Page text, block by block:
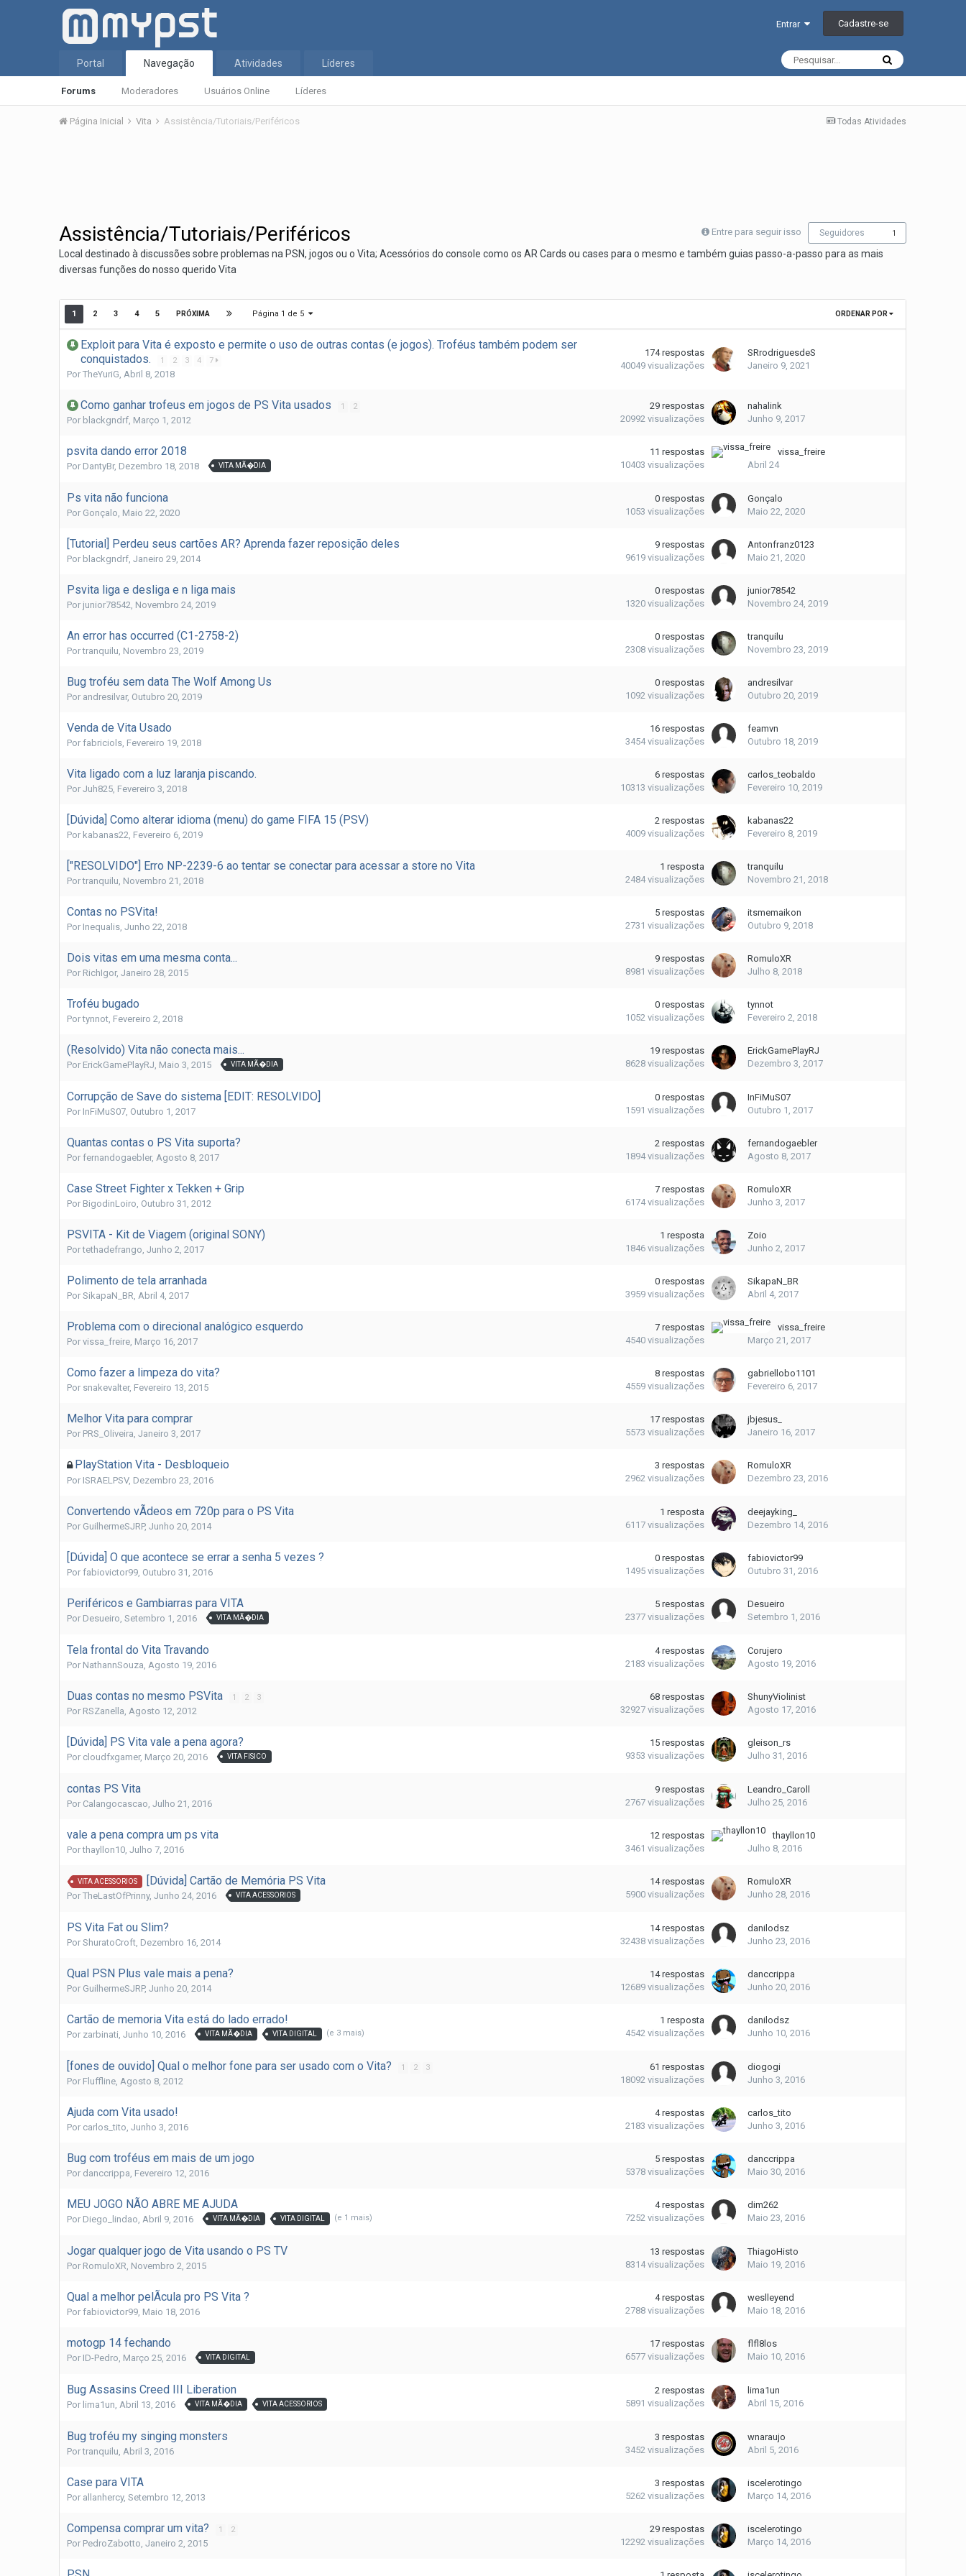
Entrar Cadastre-se
Portal Navegação
Forums Moderadores Usuários Online Líderes
Atividades Líderes
Todas Atividades
Página Inicial Vita Assistência/Tutoriais/Periféricos
Assistência/Tutoriais/Periféricos Entre para seguir isso Seguidores 1
Local destinado à discussões sobre problemas na PSN, jogos ou o Vita; Acessórios do console como os AR Cards ou cases para o mesmo e também guias passo-a-passo para as mais
diversas funções do nosso querido Vita
ORDENAR POR
1 2 3 4 5 PRÓXIMA Página 1 de 5
Exploit para Vita é exposto e permite o uso de outras contas (e jogos). Troféus também podem ser
conquistados.
1 2 3 4 7
PorTheYuriG,Abril 8, 2018
174 respostas
40049 visualizações
SRrodriguesdeS
Janeiro 9, 2021
Como ganhar trofeus em jogos de PS Vita usados 1 2
Por blackgndrf, Março 1, 2012
29 respostas
20992 visualizações
nahalink
Junho 9, 2017
psvita dando error 2018
Por DantyBr, Dezembro 18, 2018 VITA MÃ�DIA
11 respostas
10403 visualizações
vissa_freire
Abril 24
Ps vita não funciona
Por Gonçalo, Maio 22, 2020
0 respostas
1053 visualizações
Gonçalo
Maio 22, 2020
[Tutorial] Perdeu seus cartões AR? Aprenda fazer reposição deles
Por blackgndrf,Janeiro 29, 2014
9 respostas
9619 visualizações
Antonfranz0123
Maio 21, 2020
Psvita liga e desliga e n liga mais
Por junior78542, Novembro 24, 2019
0 respostas
1320 visualizações
junior78542
Novembro 24, 2019
An error has occurred (C1-2758-2)
Portranquilu, Novembro 23, 2019
0 respostas
2308 visualizações
tranquilu
Novembro 23, 2019
Bug troféu sem data The Wolf Among Us
Por andresilvar, Outubro 20, 2019
0 respostas
1092 visualizações
andresilvar
Outubro 20, 2019
Venda de Vita Usado
Porfabriciols, Fevereiro 19, 2018
16 respostas
3454 visualizações
feamvn
Outubro 18, 2019
Vita ligado com a luz laranja piscando.
PorJuh825, Fevereiro 3, 2018
6 respostas
10313 visualizações
carlos_teobaldo
Fevereiro 10, 2019
[Dúvida] Como alterar idioma (menu) do game FIFA 15 (PSV)
Por kabanas22, Fevereiro 6, 2019
2 respostas
4009 visualizações
kabanas22
Fevereiro 8, 2019
["RESOLVIDO"] Erro NP-2239-6 ao tentar se conectar para acessar a store no Vita
Portranquilu, Novembro 21, 2018
1 resposta
2484 visualizações
tranquilu
Novembro 21, 2018
Contas no PSVita!
Por Inequalis,Junho 22, 2018
5 respostas
2731 visualizações
itsmemaikon
Outubro 9, 2018
Dois vitas em uma mesma conta...
Por RichIgor,Janeiro 28, 2015
9 respostas
8981 visualizações
RomuloXR
Julho 8, 2018
Troféu bugado
Portynnot, Fevereiro 2, 2018
0 respostas
1052 visualizações
tynnot
Fevereiro 2, 2018
(Resolvido) Vita não conecta mais...
Por ErickGamePlayRJ, Maio 3, 2015 VITA MÃ�DIA
19 respostas
8628 visualizações
ErickGamePlayRJ
Dezembro 3, 2017
Corrupção de Save do sistema [EDIT: RESOLVIDO]
Por InFiMuS07, Outubro 1, 2017
0 respostas
1591 visualizações
InFiMuS07
Outubro 1, 2017
Quantas contas o PS Vita suporta?
Porfernandogaebler,Agosto 8, 2017
2 respostas
1894 visualizações
fernandogaebler
Agosto 8, 2017
Case Street Fighter x Tekken + Grip
Por BigodinLoiro, Outubro 31, 2012
7 respostas
6174 visualizações
RomuloXR
Junho 3, 2017
PSVITA - Kit de Viagem (original SONY)
Portethadefrango,Junho 2, 2017
1 resposta
1846 visualizações
Zoio
Junho 2, 2017
Polimento de tela arranhada
PorSikapaN_BR,Abril 4, 2017
0 respostas
3959 visualizações
SikapaN_BR
Abril 4, 2017
Problema com o direcional analógico esquerdo
Porvissa_freire, Março 16, 2017
7 respostas
4540 visualizações
vissa_freire
Março 21, 2017
Como fazer a limpeza do vita?
Por snakevalter, Fevereiro 13, 2015
8 respostas
4559 visualizações
gabriellobo1101
Fevereiro 6, 2017
Melhor Vita para comprar
Por PRS_Oliveira,Janeiro 3, 2017
17 respostas
5573 visualizações
jbjesus_
Janeiro 16, 2017
PlayStation Vita - Desbloqueio
Por ISRAELPSV, Dezembro 23, 2016
3 respostas
2962 visualizações
RomuloXR
Dezembro 23, 2016
Convertendo vÃ­deos em 720p para o PS Vita
Por GuilhermeSJRP,Junho 20, 2014
1 resposta
6117 visualizações
deejayking_
Dezembro 14, 2016
[Dúvida] O que acontece se errar a senha 5 vezes ?
Porfabiovictor99, Outubro 31, 2016
0 respostas
1495 visualizações
fabiovictor99
Outubro 31, 2016
Periféricos e Gambiarras para VITA
Por Desueiro,Setembro 1, 2016 VITA MÃ�DIA
5 respostas
2377 visualizações
Desueiro
Setembro 1, 2016
Tela frontal do Vita Travando
Por NathannSouza,Agosto 19, 2016
4 respostas
2183 visualizações
Corujero
Agosto 19, 2016
Duas contas no mesmo PSVita 1 2 3
Por RSZanella,Agosto 12, 2012
68 respostas
32927 visualizações
ShunyViolinist
Agosto 17, 2016
[Dúvida] PS Vita vale a pena agora?
Por cloudfxgamer, Março 20, 2016 VITA FISICO
15 respostas
9353 visualizações
gleison_rs
Julho 31, 2016
contas PS Vita
Por Calangocascao,Julho 21, 2016
9 respostas
2767 visualizações
Leandro_Caroll
Julho 25, 2016
vale a pena compra um ps vita
Porthayllon10,Julho 7, 2016
12 respostas
3461 visualizações
thayllon10
Julho 8, 2016
VITA ACESSORIOS [Dúvida] Cartão de Memória PS Vita
PorTheLastOfPrinny,Junho 24, 2016 VITA ACESSORIOS
14 respostas
5900 visualizações
RomuloXR
Junho 28, 2016
PS Vita Fat ou Slim?
PorShuratoCroft, Dezembro 16, 2014
14 respostas
32438 visualizações
danilodsz
Junho 23, 2016
Qual PSN Plus vale mais a pena?
Por GuilhermeSJRP,Junho 20, 2014
14 respostas
12689 visualizações
danccrippa
Junho 20, 2016
Cartão de memoria Vita está do lado errado!
Por zarbinati,Junho 10, 2016 VITA MÃ�DIA VITA DIGITAL (e 3 mais)
1 resposta
4542 visualizações
danilodsz
Junho 10, 2016
[fones de ouvido] Qual o melhor fone para ser usado com o Vita? 1 2 3
Por Fluffline,Agosto 8, 2012
61 respostas
18092 visualizações
diogogi
Junho 3, 2016
Ajuda com Vita usado!
Por carlos_tito,Junho 3, 2016
4 respostas
2183 visualizações
carlos_tito
Junho 3, 2016
Bug com troféus em mais de um jogo
Por danccrippa, Fevereiro 12, 2016
5 respostas
5378 visualizações
danccrippa
Maio 30, 2016
MEU JOGO NÃO ABRE ME AJUDA
Por Diego_lindao,Abril 9, 2016 VITA MÃ�DIA VITA DIGITAL (e 1 mais)
4 respostas
7252 visualizações
dim262
Maio 23, 2016
Jogar qualquer jogo de Vita usando o PS TV
Por RomuloXR, Novembro 2, 2015
13 respostas
8314 visualizações
ThiagoHisto
Maio 19, 2016
Qual a melhor pelÃ­cula pro PS Vita ?
Porfabiovictor99, Maio 18, 2016
4 respostas
2788 visualizações
weslleyend
Maio 18, 2016
motogp 14 fechando
Por ID-Pedro, Março 25, 2016 VITA DIGITAL
17 respostas
6577 visualizações
flfl8los
Maio 10, 2016
Bug Assasins Creed III Liberation
Por lima1un,Abril 13, 2016 VITA MÃ�DIA VITA ACESSORIOS
2 respostas
5891 visualizações
lima1un
Abril 15, 2016
Bug troféu my singing monsters
Portranquilu,Abril 3, 2016
3 respostas
3452 visualizações
wnaraujo
Abril 5, 2016
Case para VITA
Por allanhercy,Setembro 12, 2013
3 respostas
5262 visualizações
iscelerotingo
Março 14, 2016
Compensa comprar um vita? 1 2
Por PedroZabotto,Janeiro 2, 2015
29 respostas
12292 visualizações
iscelerotingo
Março 14, 2016